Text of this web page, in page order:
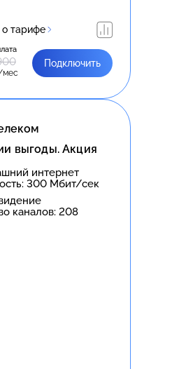
тарифе
Подключить
выгоды. Акция
интернет
300 Мбит/сек
каналов: 208